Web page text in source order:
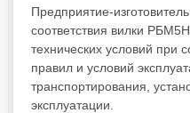
Предприятие-
соответствия вилки
технических условий при
правил и условий
транспортирования,
эксплуатации.